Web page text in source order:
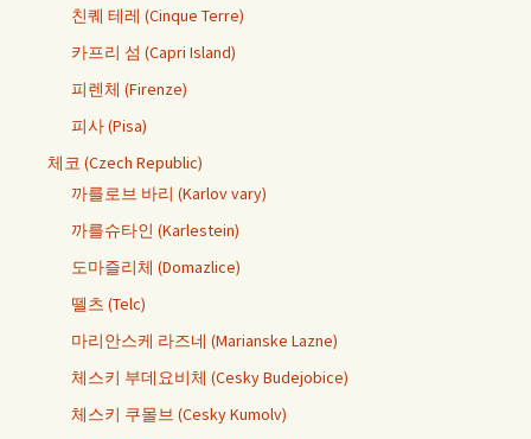
친퀘 테레 (Cinque Terre)
카프리 섬 (Capri Island)
피렌체 (Firenze)
피사 (Pisa)
체코 (Czech Republic)
까를로브 바리 (Karlov vary)
까를슈타인 (Karlestein)
도마즐리체 (Domazlice)
뗄츠 (Telc)
마리안스케 라즈네 (Marianske Lazne)
체스키 부데요비체 (Cesky Budejobice)
체스키 쿠몰브 (Cesky Kumolv)